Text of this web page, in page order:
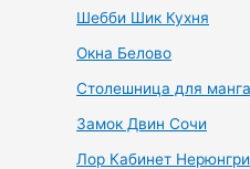
Шебби Шик Кухня
Окна Белово
Столешница для
Замок Двин Сочи
Лор Кабинет Нерюнгри